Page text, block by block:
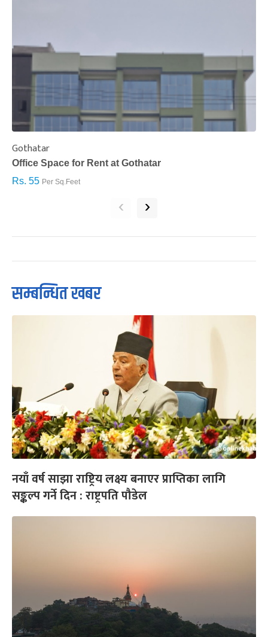
Gothatar
Office Space for Rent at Gothatar
Rs. 55 Per Sq.Feet
‹ ›
सम्बन्धित खबर
नयाँ वर्ष साझा राष्ट्रिय लक्ष्य बनाएर प्राप्तिका लागि
सङ्कल्प गर्ने दिन : राष्ट्रपति पौडेल